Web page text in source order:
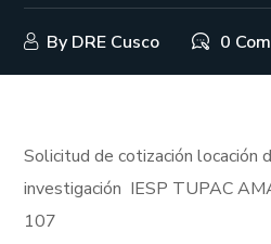
By DRE Cusco 0
Solicitud de cotización locación
investigación IESP TUPAC
107